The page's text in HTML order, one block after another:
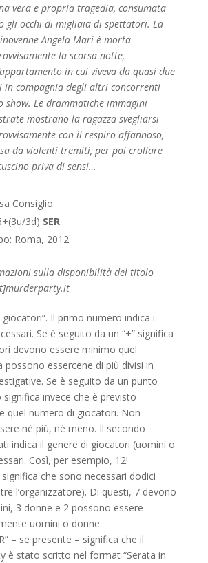
vera e propria tragedia, consumata
gli occhi di migliaia di spettatori. La
Angela Mari è morta
la scorsa notte,
in cui viveva da quasi due
in compagnia degli altri concorrenti
show. Le drammatiche immagini
mostrano la ragazza svegliarsi
con il respiro affannoso,
da violenti tremiti, per poi crollare
priva di sensi…
Consiglio
3d) SER
Roma, 2012
sulla disponibilità del titolo
giocatori”. Il primo numero indica i
Se è seguito da un “+” significa
devono essere minimo quel
possono essercene di più divisi in
Se è seguito da un punto
significa invece che è previsto
quel numero di giocatori. Non
né più, né meno. Il secondo
indica il genere di giocatori (uomini o
Così, per esempio, 12!
che sono necessari dodici
l’organizzatore). Di questi, 7 devono
3 donne e 2 possono essere
uomini o donne.
– se presente – significa che il
è stato scritto nel format “Serata in